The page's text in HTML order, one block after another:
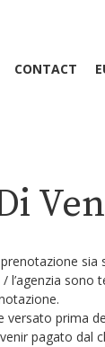
CONTACT
l’agenzia
versato prima
pagato